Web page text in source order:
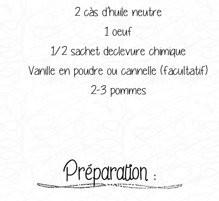
2 càs d’huile neutre
1 oeuf
1/2 sachet declevure chimique
Vanille en poudre ou cannelle (facultatif)
2-3 pommes
Préparation :